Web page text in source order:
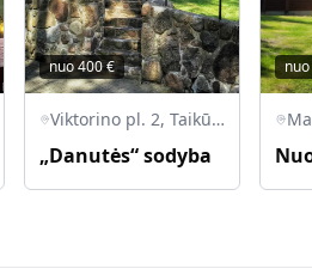
nuo400€
Viktorino pl. 2, Taikūnų k., Veisiejų sen., Lazdijų r.
„Danutės“ sodyba
nuo